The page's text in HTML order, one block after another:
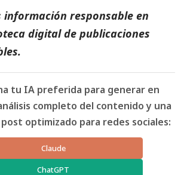
información responsable en
digital de publicaciones
.
tu IA preferida para generar en
completo del contenido y una
optimizado para redes sociales:
Claude
ChatGPT